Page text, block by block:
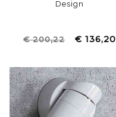
Design
€ 200,22 € 136,20